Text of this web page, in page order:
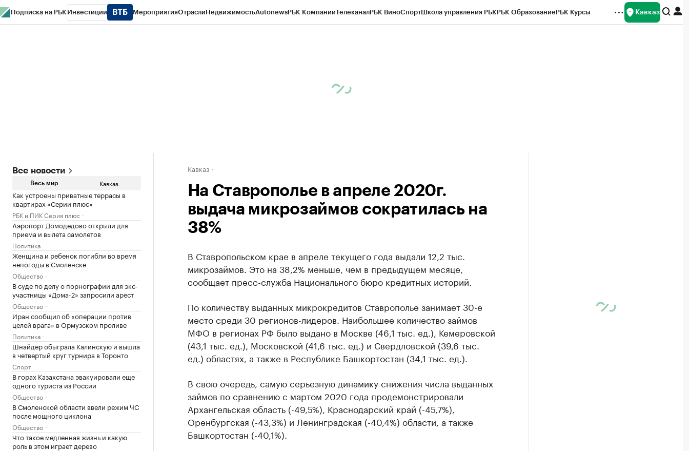
Подписка на РБК Инвестиции МероприятияОтраслиНедвижимостьAutonewsРБК КомпанииТелеканалРБК ВиноСпортШкола управления РБКРБК ОбразованиеРБК Курсы Кавказ
Все новости
Весь мир Кавказ
Как устроены приватные террасы в
квартирах «Серии плюс»
РБК и ПИК Серия плюс
Аэропорт Домодедово открыли для
приема и вылета самолетов
Политика
Женщина и ребенок погибли во время
непогоды в Смоленске
Общество
В суде по делу о порнографии для экс-
участницы «Дома-2» запросили арест
Общество
Иран сообщил об «операции против
целей врага» в Ормузском проливе
Политика
Шнайдер обыграла Калинскую и вышла
в четвертый круг турнира в Торонто
Спорт
В горах Казахстана эвакуировали еще
одного туриста из России
Общество
В Смоленской области ввели режим ЧС
после мощного циклона
Общество
Что такое медленная жизнь и какую
роль в этом играет дерево
Кавказ
На Ставрополье в апреле 2020г.
выдача микрозаймов сократилась на
38%
В Ставропольском крае в апреле текущего года выдали 12,2 тыс.
микрозаймов. Это на 38,2% меньше, чем в предыдущем месяце,
сообщает пресс-служба Национального бюро кредитных историй.
По количеству выданных микрокредитов Ставрополье занимает 30-е
место среди 30 регионов-лидеров. Наибольшее количество займов
МФО в регионах РФ было выдано в Москве (46,1 тыс. ед.), Кемеровской
(43,1 тыс. ед.), Московской (41,6 тыс. ед.) и Свердловской (39,6 тыс.
ед.) областях, а также в Республике Башкортостан (34,1 тыс. ед.).
В свою очередь, самую серьезную динамику снижения числа выданных
займов по сравнению с мартом 2020 года продемонстрировали
Архангельская область (-49,5%), Краснодарский край (-45,7%),
Оренбургская (-43,3%) и Ленинградская (-40,4%) области, а также
Башкортостан (-40,1%).